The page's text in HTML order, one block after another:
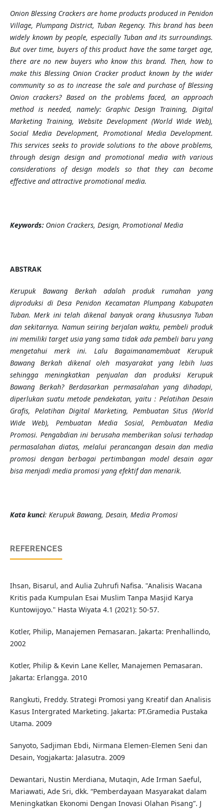
Onion Blessing Crackers are home products produced in Penidon
Village, Plumpang District, Tuban Regency. This brand has been
widely known by people, especially Tuban and its surroundings.
But over time, buyers of this product have the same target age,
there are no new buyers who know this brand. Then, how to
make this Blessing Onion Cracker product known by the wider
community so as to increase the sale and purchase of Blessing
Onion crackers? Based on the problems faced, an approach
method is needed, namely: Graphic Design Training, Digital
Marketing Training, Website Development (World Wide Web),
Social Media Development, Promotional Media Development.
This services seeks to provide solutions to the above problems,
through design design and promotional media with various
considerations of design models so that they can become
effective and attractive promotional media.
Keywords:Onion Crackers, Design, Promotional Media
ABSTRAK
Kerupuk Bawang Berkah adalah produk rumahan yang
diproduksi di Desa Penidon Kecamatan Plumpang Kabupaten
Tuban. Merk ini telah dikenal banyak orang khususnya Tuban
dan sekitarnya. Namun seiring berjalan waktu, pembeli produk
ini memiliki target usia yang sama tidak ada pembeli baru yang
mengetahui merk ini.Lalu Bagaimanamembuat Kerupuk
Bawang Berkah dikenal oleh masyarakat yang lebih luas
sehingga meningkatkan penjualan dan produksi Kerupuk
Bawang Berkah? Berdasarkan permasalahan yang dihadapi,
diperlukan suatu metode pendekatan, yaitu : Pelatihan Desain
Grafis, Pelatihan Digital Marketing, Pembuatan Situs (World
Wide Web), Pembuatan Media Sosial, Pembuatan Media
Promosi. Pengabdianini berusaha memberikan solusi terhadap
permasalahan diatas, melalui perancangan desain dan media
promosi dengan berbagai pertimbangan model desain agar
bisa menjadi media promosi yang efektif dan menarik.
Kata kunci: Kerupuk Bawang, Desain, Media Promosi
REFERENCES
Ihsan, Bisarul, and Aulia Zuhrufi Nafisa. "Analisis Wacana
Kritis pada Kumpulan Esai Muslim Tanpa Masjid Karya
Kuntowijoyo." Hasta Wiyata 4.1 (2021): 50-57.
Kotler, Philip, Manajemen Pemasaran. Jakarta: Prenhallindo,
2002
Kotler, Philip & Kevin Lane Keller, Manajemen Pemasaran.
Jakarta: Erlangga. 2010
Rangkuti, Freddy. Strategi Promosi yang Kreatif dan Analisis
Kasus Intergrated Marketing. Jakarta: PT.Gramedia Pustaka
Utama. 2009
Sanyoto, Sadjiman Ebdi, Nirmana Elemen-Elemen Seni dan
Desain, Yogjakarta: Jalasutra. 2009
Dewantari, Nustin Merdiana, Mutaqin, Ade Irman Saeful,
Mariawati, Ade Sri, dkk. “Pemberdayaan Masyarakat dalam
Meningkatkan Ekonomi Dengan Inovasi Olahan Pisang”. J